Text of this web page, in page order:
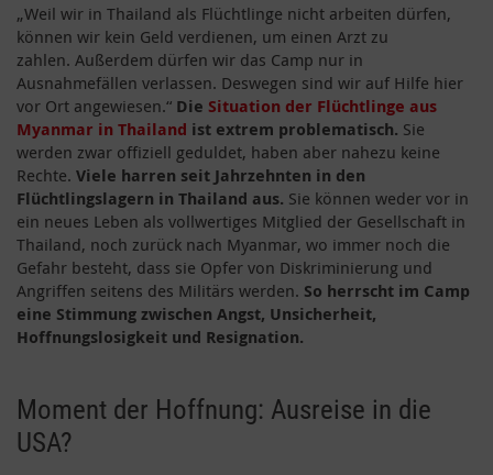
„Weil wir in Thailand als Flüchtlinge nicht arbeiten dürfen,
können wir kein Geld verdienen, um einen Arzt zu
zahlen. Außerdem dürfen wir das Camp nur in
Ausnahmefällen verlassen. Deswegen sind wir auf Hilfe hier
vor Ort angewiesen.“ Die Situation der Flüchtlinge aus
Myanmar in Thailand ist extrem problematisch. Sie
werden zwar offiziell geduldet, haben aber nahezu keine
Rechte. Viele harren seit Jahrzehnten in den
Flüchtlingslagern in Thailand aus. Sie können weder vor in
ein neues Leben als vollwertiges Mitglied der Gesellschaft in
Thailand, noch zurück nach Myanmar, wo immer noch die
Gefahr besteht, dass sie Opfer von Diskriminierung und
Angriffen seitens des Militärs werden. So herrscht im Camp
eine Stimmung zwischen Angst, Unsicherheit,
Hoffnungslosigkeit und Resignation.
Moment der Hoffnung: Ausreise in die
USA?